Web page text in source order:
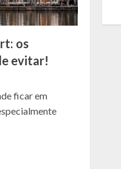
os
evitar!
ficar em